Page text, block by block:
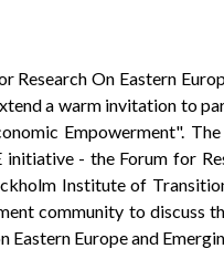
Research On Eastern
a warm invitation to
Empowerment".
- the Forum for
Institute of
community to discuss
Europe and